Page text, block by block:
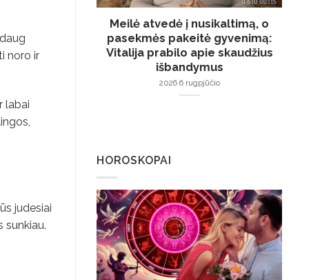
noro ir
labai
judesiai
sunkiau.
Meilė atvedė į nusikaltimą, o
pasekmės pakeitė gyvenimą:
Vitalija prabilo apie skaudžius
išbandymus
2026 6 rugpjūčio
HOROSKOPAI